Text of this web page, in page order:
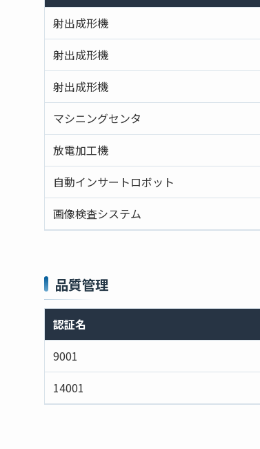
射出成形機
射出成形機
射出成形機
マシニングセンタ
放電加工機
自動インサートロボット
画像検査システム
品質管理
認証名
9001
14001